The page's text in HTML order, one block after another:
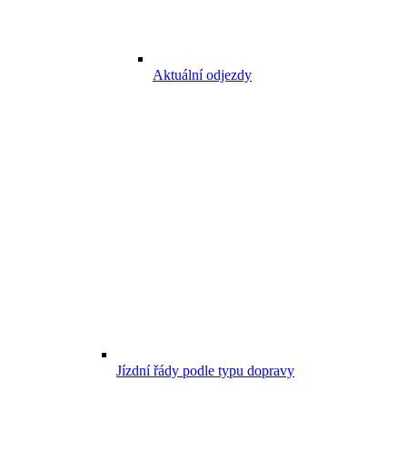
Aktuální odjezdy
Jízdní řády podle typu dopravy